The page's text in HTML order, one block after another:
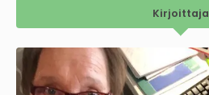
Kirjoittaja